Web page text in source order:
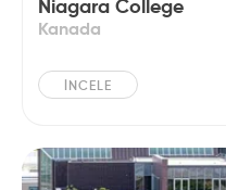
Niagara College
Kanada
İNCELE